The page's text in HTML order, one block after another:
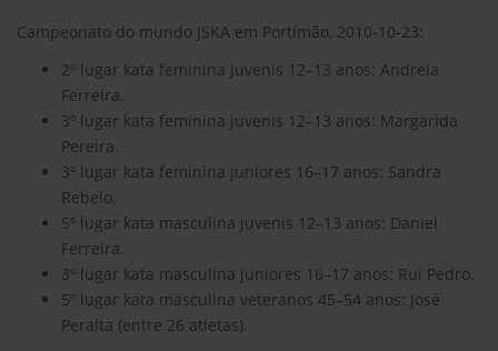
Campeonato do mundo JSKA em Portimão, 2010-10-23:
2º lugar kata feminina juvenis 12–13 anos: Andreia
Ferreira.
3º lugar kata feminina juvenis 12–13 anos: Margarida
Pereira.
3º lugar kata feminina juniores 16–17 anos: Sandra
Rebelo.
5º lugar kata masculina juvenis 12–13 anos: Daniel
Ferreira.
3º lugar kata masculina juniores 16–17 anos: Rui Pedro.
5º lugar kata masculina veteranos 45–54 anos: José
Peralta (entre 26 atletas).